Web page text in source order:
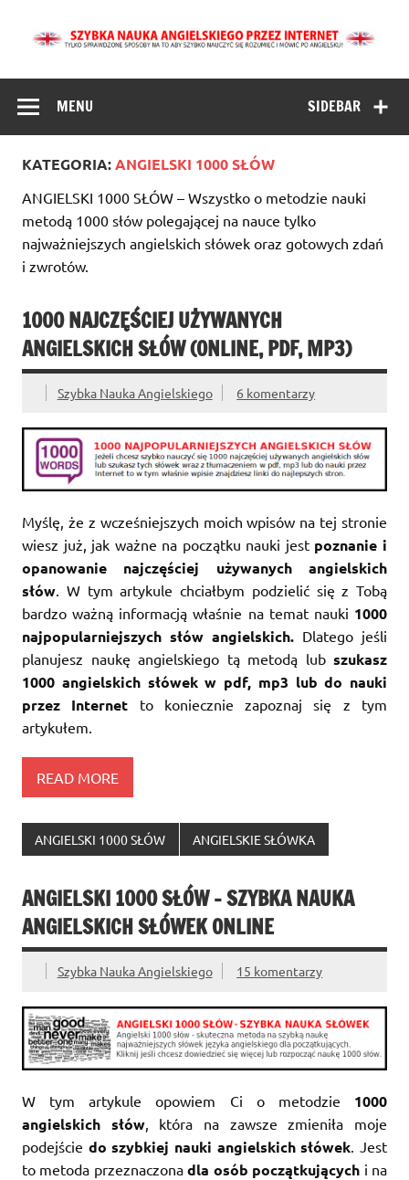
content
Angielskiego
Online dla
Początkujących
przez Internet
szybka nauka angielskich słówek i zwrotów przez Internet.
SIDEBAR
MENU
KATEGORIA:ANGIELSKI 1000 SŁÓW
ANGIELSKI 1000 SŁÓW – Wszystko o metodzie nauki
metodą 1000 słów polegającej na nauce tylko
najważniejszych angielskich słówek oraz gotowych zdań
i zwrotów.
1000 NAJCZĘŚCIEJ UŻYWANYCH
ANGIELSKICH SŁÓW (ONLINE, PDF, MP3)
Szybka Nauka Angielskiego 6 komentarzy
Myślę, że z wcześniejszych moich wpisów na tej stronie
wiesz już, jak ważne na początku nauki jest poznanie i
opanowanie najczęściej używanych angielskich
słów. W tym artykule chciałbym podzielić się z Tobą
bardzo ważną informacją właśnie na temat nauki 1000
najpopularniejszych słów angielskich. Dlatego jeśli
planujesz naukę angielskiego tą metodą lub szukasz
1000 angielskich słówek w pdf, mp3 lub do nauki
przez Internet to koniecznie zapoznaj się z tym
artykułem.
READ MORE
ANGIELSKI 1000 SŁÓW ANGIELSKIE SŁÓWKA
ANGIELSKI 1000 SŁÓW – SZYBKA NAUKA
ANGIELSKICH SŁÓWEK ONLINE
Szybka Nauka Angielskiego 15 komentarzy
W tym artykule opowiem Ci o metodzie 1000
angielskich słów, która na zawsze zmieniła moje
podejście do szybkiej nauki angielskich słówek . Jest
to metoda przeznaczonadla osób początkujących i na